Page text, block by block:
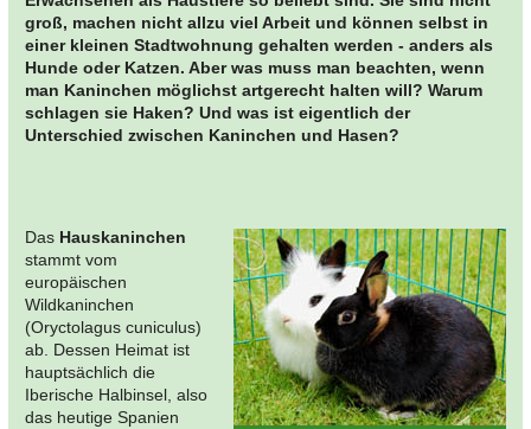
groß, machen nicht allzu viel Arbeit und können selbst in
einer kleinen Stadtwohnung gehalten werden - anders als
Hunde oder Katzen. Aber was muss man beachten, wenn
man Kaninchen möglichst artgerecht halten will? Warum
schlagen sie Haken? Und was ist eigentlich der
Unterschied zwischen Kaninchen und Hasen?
Das Hauskaninchen
stammt vom
europäischen
Wildkaninchen
(Oryctolagus cuniculus)
ab. Dessen Heimat ist
hauptsächlich die
Iberische Halbinsel, also
das heutige Spanien